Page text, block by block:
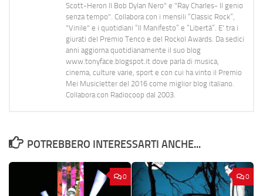
Scott-Heron Il Bob Dylan Nero" e "Ray Charles- Il genio
senza tempo". Collabora con i mensili “Classic Rock”,
"Vinile" e i quotidiani “Il Manifesto” e “Libertà”. E' tra i
giurati del Premio Tenco e del Rockol Awards. Da sedici
anni aggiorna quotidianamente il suo blog
www.tonyface.blogspot.it dove parla di musica,
cinema, culture varie, sport e con cui ha vinto il Premio
Mei Musicletter del 2016 come miglior blog italiano.
Collabora con Radiocoop dal 2003.
POTREBBERO INTERESSARTI ANCHE...
0 0